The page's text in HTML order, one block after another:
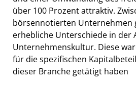
über 100 Prozent attraktiv.
börsennotierten Unternehmen
erhebliche Unterschiede in der
Unternehmenskultur. Diese
für die spezifischen
dieser Branche getätigt haben